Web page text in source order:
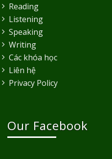
Reading
Listening
Speaking
Writing
Các khóa học
Liên hệ
Privacy Policy
Our Facebook